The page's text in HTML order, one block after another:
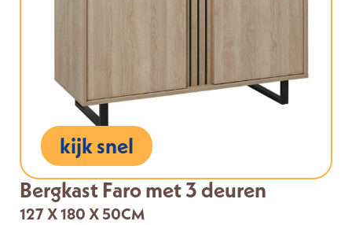
kijk snel
Bergkast Faro met 3 deuren
127 X 180 X 50CM